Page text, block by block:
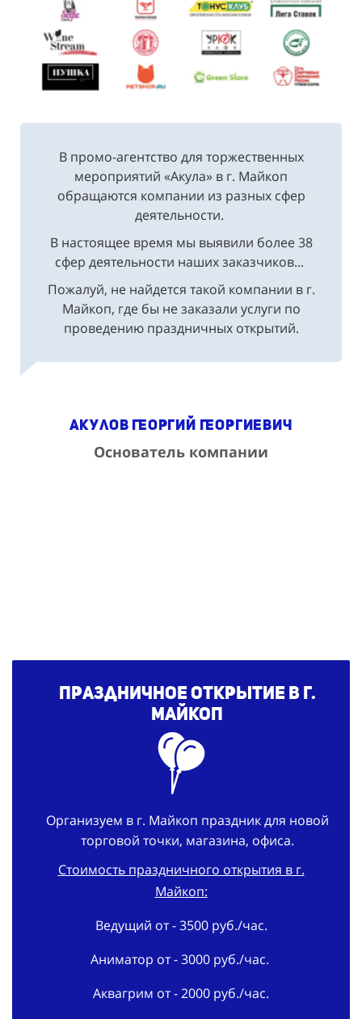
В промо-агентство для торжественных
мероприятий «Акула» в г. Майкоп
обращаются компании из разных сфер
деятельности.
В настоящее время мы выявили более 38
сфер деятельности наших заказчиков...
Пожалуй, не найдется такой компании в г.
Майкоп, где бы не заказали услуги по
проведению праздничных открытий.
Акулов Георгий Георгиевич
Основатель компании
Праздничное открытие в г.
Майкоп
Организуем в г. Майкоп праздник для новой
торговой точки, магазина, офиса.
Стоимость праздничного открытия в г.
Майкоп:
Ведущий от - 3500 руб./час.
Аниматор от - 3000 руб./час.
Аквагрим от - 2000 руб./час.